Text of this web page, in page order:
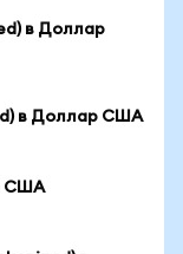
в Доллар
в Доллар США
США